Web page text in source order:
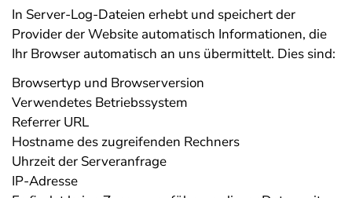
In Server-Log-Dateien erhebt und speichert der
Provider der Website automatisch Informationen, die
Ihr Browser automatisch an uns übermittelt. Dies sind:
Browsertyp und Browserversion
Verwendetes Betriebssystem
Referrer URL
Hostname des zugreifenden Rechners
Uhrzeit der Serveranfrage
IP-Adresse